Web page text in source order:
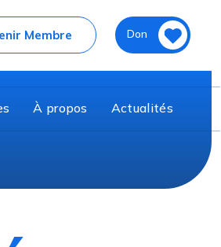
Membre Don
À propos Actualités